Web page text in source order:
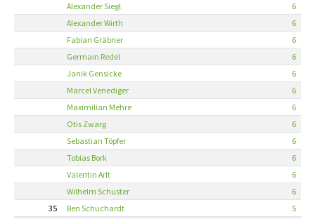
Alexander Siegl
6
Alexander Wirth
6
Fabian Gräbner
6
Germain Redel
6
Janik Gensicke
6
Marcel Venediger
6
Maximilian Mehre
6
Otis Zwarg
6
Sebastian Töpfer
6
Tobias Bork
6
Valentin Arlt
6
Wilhelm Schuster
6
35
Ben Schuchardt
5